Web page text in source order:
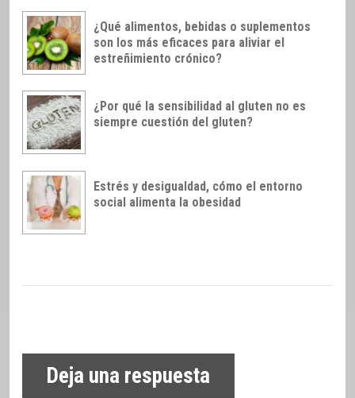
¿Qué alimentos, bebidas o suplementos
son los más eficaces para aliviar el
estreñimiento crónico?
¿Por qué la sensibilidad al gluten no es
siempre cuestión del gluten?
Estrés y desigualdad, cómo el entorno
social alimenta la obesidad
Deja una respuesta